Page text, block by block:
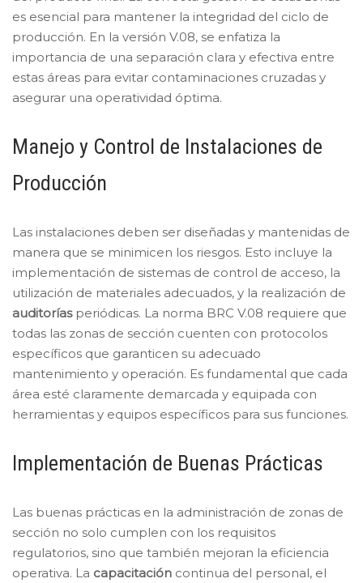
es esencial para mantener la integridad del ciclo de
producción. En la versión V.08, se enfatiza la
importancia de una separación clara y efectiva entre
estas áreas para evitar contaminaciones cruzadas y
asegurar una operatividad óptima.
Manejo y Control de Instalaciones de
Producción
Las instalaciones deben ser diseñadas y mantenidas de
manera que se minimicen los riesgos. Esto incluye la
implementación de sistemas de control de acceso, la
utilización de materiales adecuados, y la realización de
auditoríasperiódicas. La norma BRC V.08 requiere que
todas las zonas de sección cuenten con protocolos
específicos que garanticen su adecuado
mantenimiento y operación. Es fundamental que cada
área esté claramente demarcada y equipada con
herramientas y equipos específicos para sus funciones.
Implementación de Buenas Prácticas
Las buenas prácticas en la administración de zonas de
sección no solo cumplen con los requisitos
regulatorios, sino que también mejoran la eficiencia
operativa. La capacitación continua del personal, el